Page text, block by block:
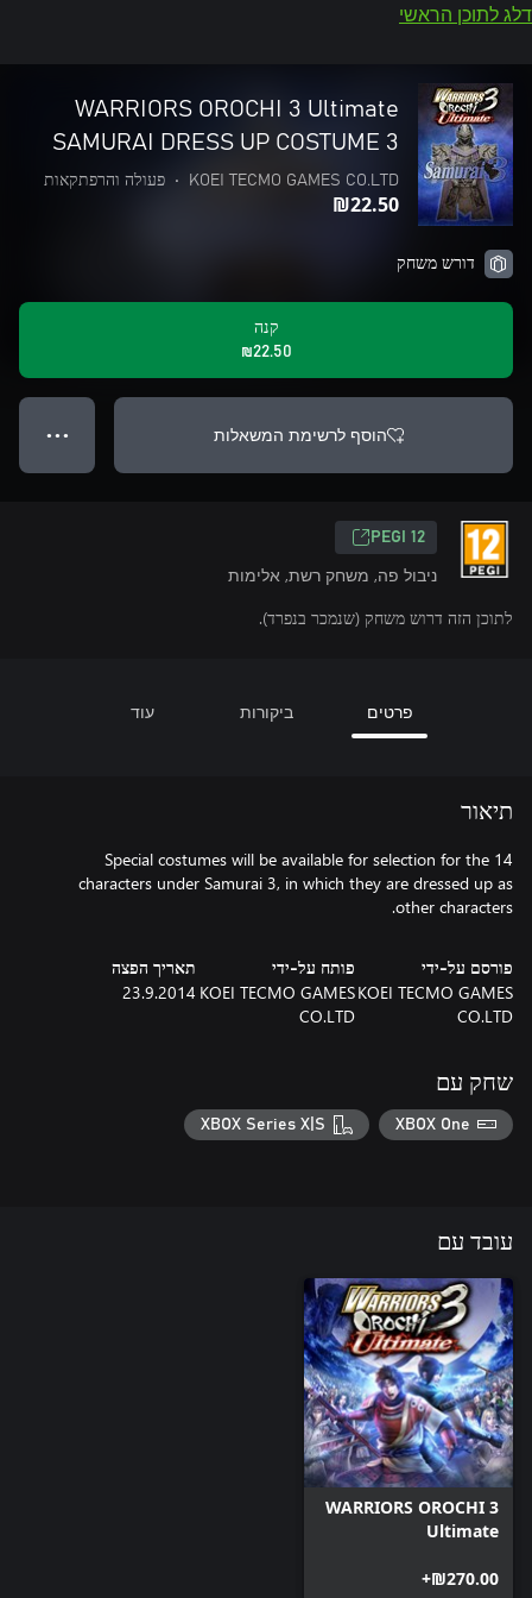
דלג לתוכן הראשי
WARRIORS OROCHI 3 Ultimate
SAMURAI DRESS UP COSTUME 3
KOEI TECMO GAMES CO.LTD
• פעולה והרפתקאות
‪₪‎22.50‬
דורש משחק
קנה
‪₪‎22.50‬
הוסף לרשימת המשאלות ● ● ●
‎PEGI 12‎
ניבול פה, משחק רשת, אלימות
לתוכן הזה דרוש משחק (שנמכר בנפרד).
פרטים ביקורות עוד
תיאור
Special costumes will be available for selection for the 14
characters under Samurai 3, in which they are dressed up as
other characters.
פורסם על-ידי
KOEI TECMO GAMES
CO.LTD
פותח על-ידי
KOEI TECMO GAMES
CO.LTD
תאריך הפצה
23.9.2014
שחק עם
XBOX One
XBOX Series X|S
עובד עם
WARRIORS OROCHI 3
Ultimate
‪₪‎270.00‬+